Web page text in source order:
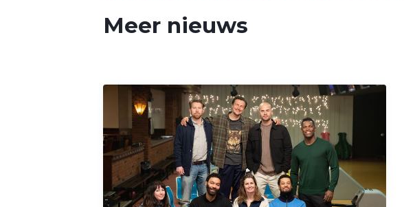
Meer nieuws